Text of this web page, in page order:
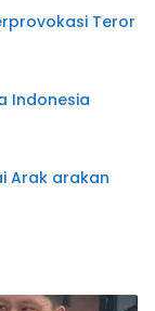
Teror
Indonesia
Arak arakan